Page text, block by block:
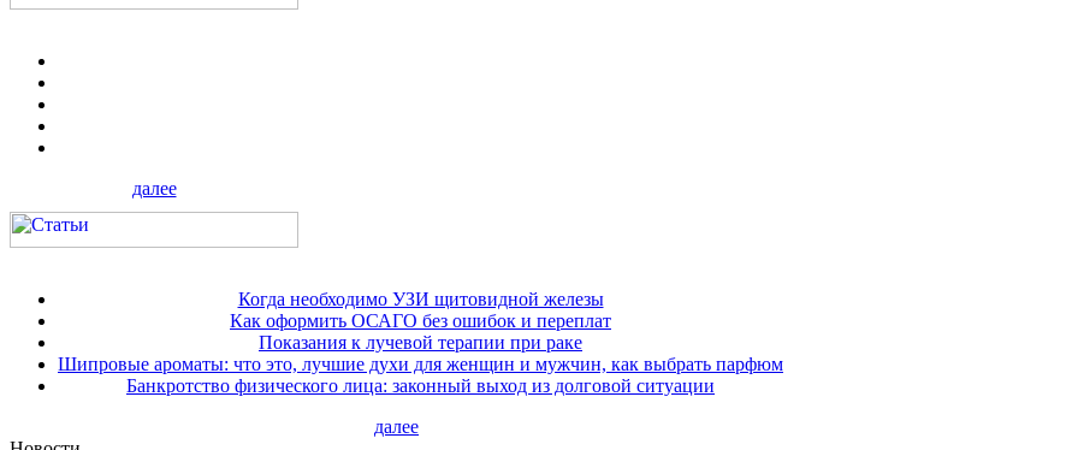
далее
Когда необходимо УЗИ щитовидной железы
Как оформить ОСАГО без ошибок и переплат
Показания к лучевой терапии при раке
Шипровые ароматы: что это, лучшие духи для женщин и мужчин, как выбрать парфюм
Банкротство физического лица: законный выход из долговой ситуации
далее